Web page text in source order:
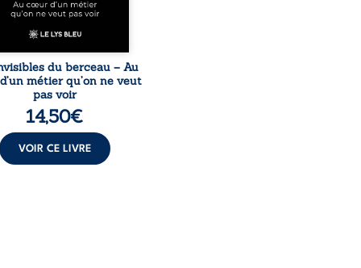
du berceau – Au
métier qu’on ne veut
pas voir
14,50€
VOIR CE LIVRE